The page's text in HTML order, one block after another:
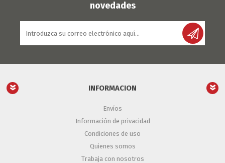
novedades
INFORMACION
Envíos
Información de privacidad
Condiciones de uso
Quienes somos
Trabaja con nosotros